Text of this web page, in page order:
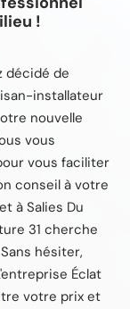
!
décidé de
installateur
nouvelle
vous
vous faciliter
conseil à votre
à Salies Du
31 cherche
hésiter,
Éclat
votre prix et